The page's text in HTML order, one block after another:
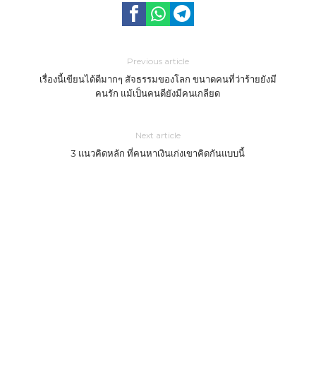
Previous article
เรื่องนี้เขียนได้ดีมากๆ สัจธรรมของโลก ขนาดคนที่ว่าร้ายยังมี
คนรัก แม้เป็นคนดียังมีคนเกลียด
Next article
3 แนวคิดหลัก ที่คนหาเงินเก่งเขาคิดกันแบบนี้